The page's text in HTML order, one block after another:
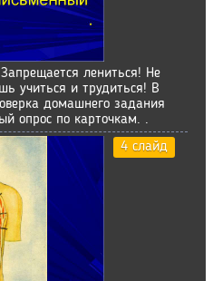
лениться! Не
учиться и трудиться! В
домашнего задания
опрос по карточкам. .
4 слайд